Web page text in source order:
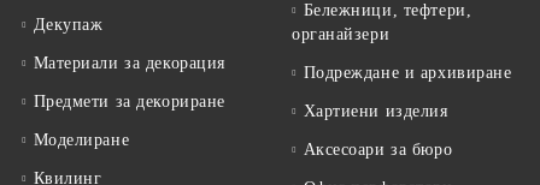
Декупаж
Материали за декорация
Предмети за декориране
Моделиране
Квилинг
Бележници, тефтери,
органайзери
Подреждане и архивиране
Хартиени изделия
Аксесоари за бюро